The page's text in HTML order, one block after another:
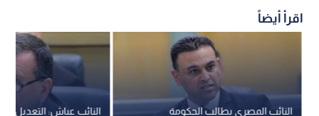
اقرأ أيضاً
النائب عياش: التعديل
النائب المصري يطالب الحكومة